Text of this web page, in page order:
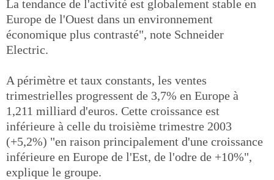
La tendance de l'activité est globalement stable en
Europe de l'Ouest dans un environnement
économique plus contrasté", note Schneider
Electric.
A périmètre et taux constants, les ventes
trimestrielles progressent de 3,7% en Europe à
1,211 milliard d'euros. Cette croissance est
inférieure à celle du troisième trimestre 2003
(+5,2%) "en raison principalement d'une croissance
inférieure en Europe de l'Est, de l'odre de +10%",
explique le groupe.